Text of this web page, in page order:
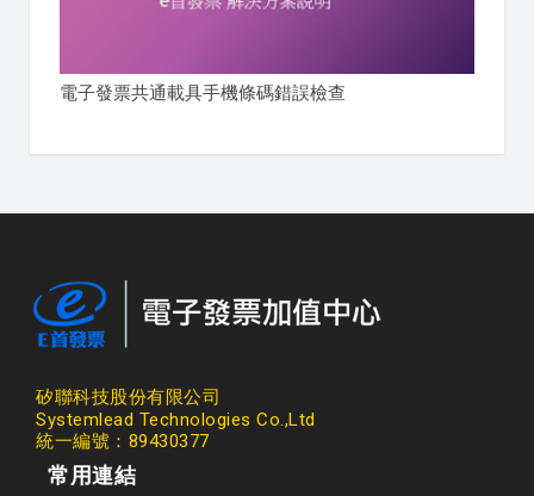
電子發票共通載具手機條碼錯誤檢查
矽聯科技股份有限公司
Systemlead Technologies Co.,Ltd
統一編號：89430377
常用連結